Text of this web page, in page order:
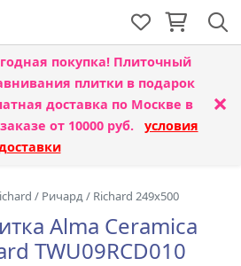
покупка! Плиточный
плитки в подарок
доставка по Москве в
от 10000 руб. условия
×
/ Ричард / Richard 249x500
Alma Ceramica
TWU09RCD010